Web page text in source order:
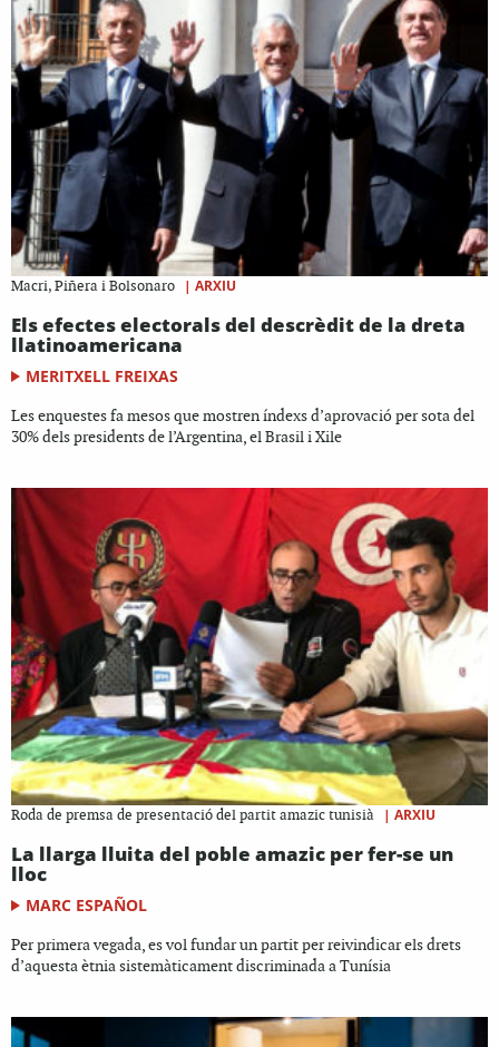
Macri, Piñera i Bolsonaro | ARXIU
Els efectes electorals del descrèdit de la dreta
llatinoamericana
MERITXELL FREIXAS
Les enquestes fa mesos que mostren índexs d’aprovació per sota del
30% dels presidents de l’Argentina, el Brasil i Xile
Roda de premsa de presentació del partit amazic tunisià | ARXIU
La llarga lluita del poble amazic per fer-se un
lloc
MARC ESPAÑOL
Per primera vegada, es vol fundar un partit per reivindicar els drets
d’aquesta ètnia sistemàticament discriminada a Tunísia